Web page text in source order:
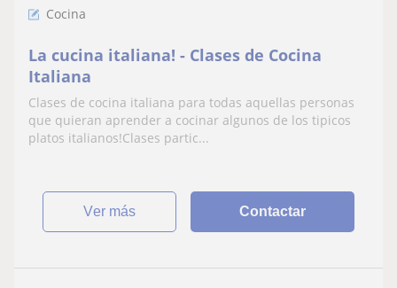
Cocina
La cucina italiana! - Clases de Cocina
Italiana
Clases de cocina italiana para todas aquellas personas
que quieran aprender a cocinar algunos de los tipicos
platos italianos!Clases partic...
ver más Contactar